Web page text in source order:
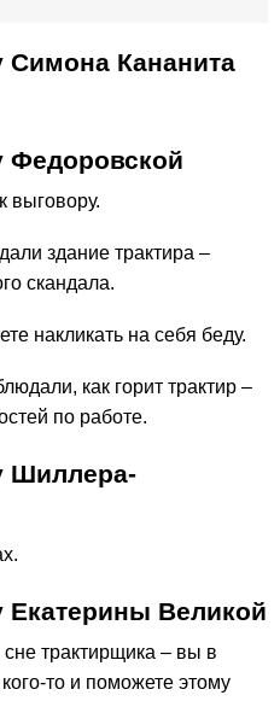
Симона Кананита
Федоровской
выговору.
здание трактира –
скандала.
накликать на себя беду.
как горит трактир –
по работе.
Шиллера-
Екатерины Великой
трактирщика – вы в
то и поможете этому